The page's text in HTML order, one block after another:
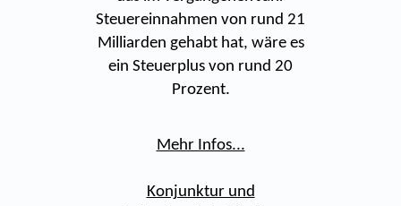
Steuereinnahmen von rund 21
Milliarden gehabt hat, wäre es
ein Steuerplus von rund 20
Prozent.
Mehr Infos...
Konjunktur und